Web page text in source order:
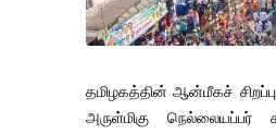
தமிழகத்தின் ஆன்மீகச்
அருள்மிகு நெல்லையப்பர்